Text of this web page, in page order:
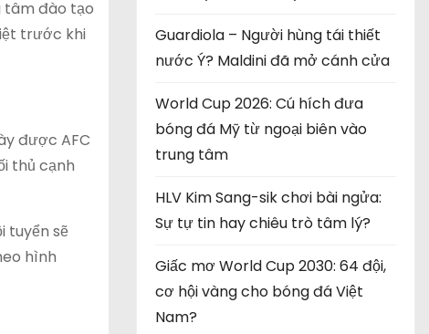
tâm đào tạo
trước khi
được AFC
thủ cạnh
tuyển sẽ
hình
Guardiola – Người hùng tái thiết
nước Ý? Maldini đã mở cánh cửa
World Cup 2026: Cú hích đưa
bóng đá Mỹ từ ngoại biên vào
trung tâm
HLV Kim Sang-sik chơi bài ngửa:
Sự tự tin hay chiêu trò tâm lý?
Giấc mơ World Cup 2030: 64 đội,
cơ hội vàng cho bóng đá Việt
Nam?